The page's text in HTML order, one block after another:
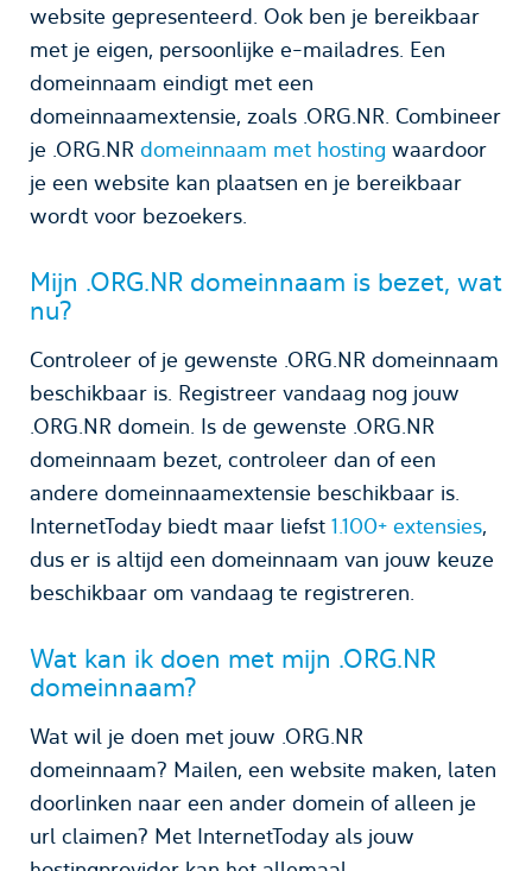
website gepresenteerd. Ook ben je bereikbaar
met je eigen, persoonlijke e-mailadres. Een
domeinnaam eindigt met een
domeinnaamextensie, zoals .ORG.NR. Combineer
je .ORG.NR domeinnaam met hosting waardoor
je een website kan plaatsen en je bereikbaar
wordt voor bezoekers.
Mijn .ORG.NR domeinnaam is bezet, wat
nu?
Controleer of je gewenste .ORG.NR domeinnaam
beschikbaar is. Registreer vandaag nog jouw
.ORG.NR domein. Is de gewenste .ORG.NR
domeinnaam bezet, controleer dan of een
andere domeinnaamextensie beschikbaar is.
InternetToday biedt maar liefst 1.100+ extensies,
dus er is altijd een domeinnaam van jouw keuze
beschikbaar om vandaag te registreren.
Wat kan ik doen met mijn .ORG.NR
domeinnaam?
Wat wil je doen met jouw .ORG.NR
domeinnaam? Mailen, een website maken, laten
doorlinken naar een ander domein of alleen je
url claimen? Met InternetToday als jouw